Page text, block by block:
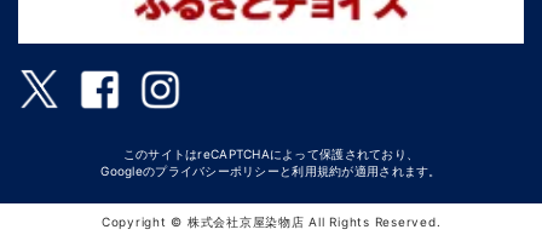
このサイトはreCAPTCHAによって保護されており、
Googleのプライバシーポリシー と利用規約が適用されます。
Copyright © 株式会社京屋染物店 All Rights Reserved.